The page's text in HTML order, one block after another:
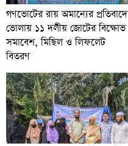
গণভোটের রায় অমান্যের প্রতিবাদে
ভোলায় ১১ দলীয় জোটের বিক্ষোভ
সমাবেশ, মিছিল ও লিফলেট
বিতরণ